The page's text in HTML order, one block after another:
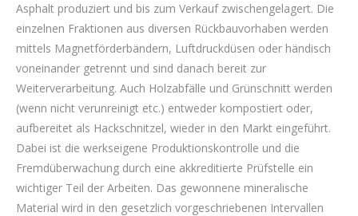
Asphalt produziert und bis zum Verkauf zwischengelagert. Die
einzelnen Fraktionen aus diversen Rückbauvorhaben werden
mittels Magnetförderbändern, Luftdruckdüsen oder händisch
voneinander getrennt und sind danach bereit zur
Weiterverarbeitung. Auch Holzabfälle und Grünschnitt werden
(wenn nicht verunreinigt etc.) entweder kompostiert oder,
aufbereitet als Hackschnitzel, wieder in den Markt eingeführt.
Dabei ist die werkseigene Produktionskontrolle und die
Fremdüberwachung durch eine akkreditierte Prüfstelle ein
wichtiger Teil der Arbeiten. Das gewonnene mineralische
Material wird in den gesetzlich vorgeschriebenen Intervallen